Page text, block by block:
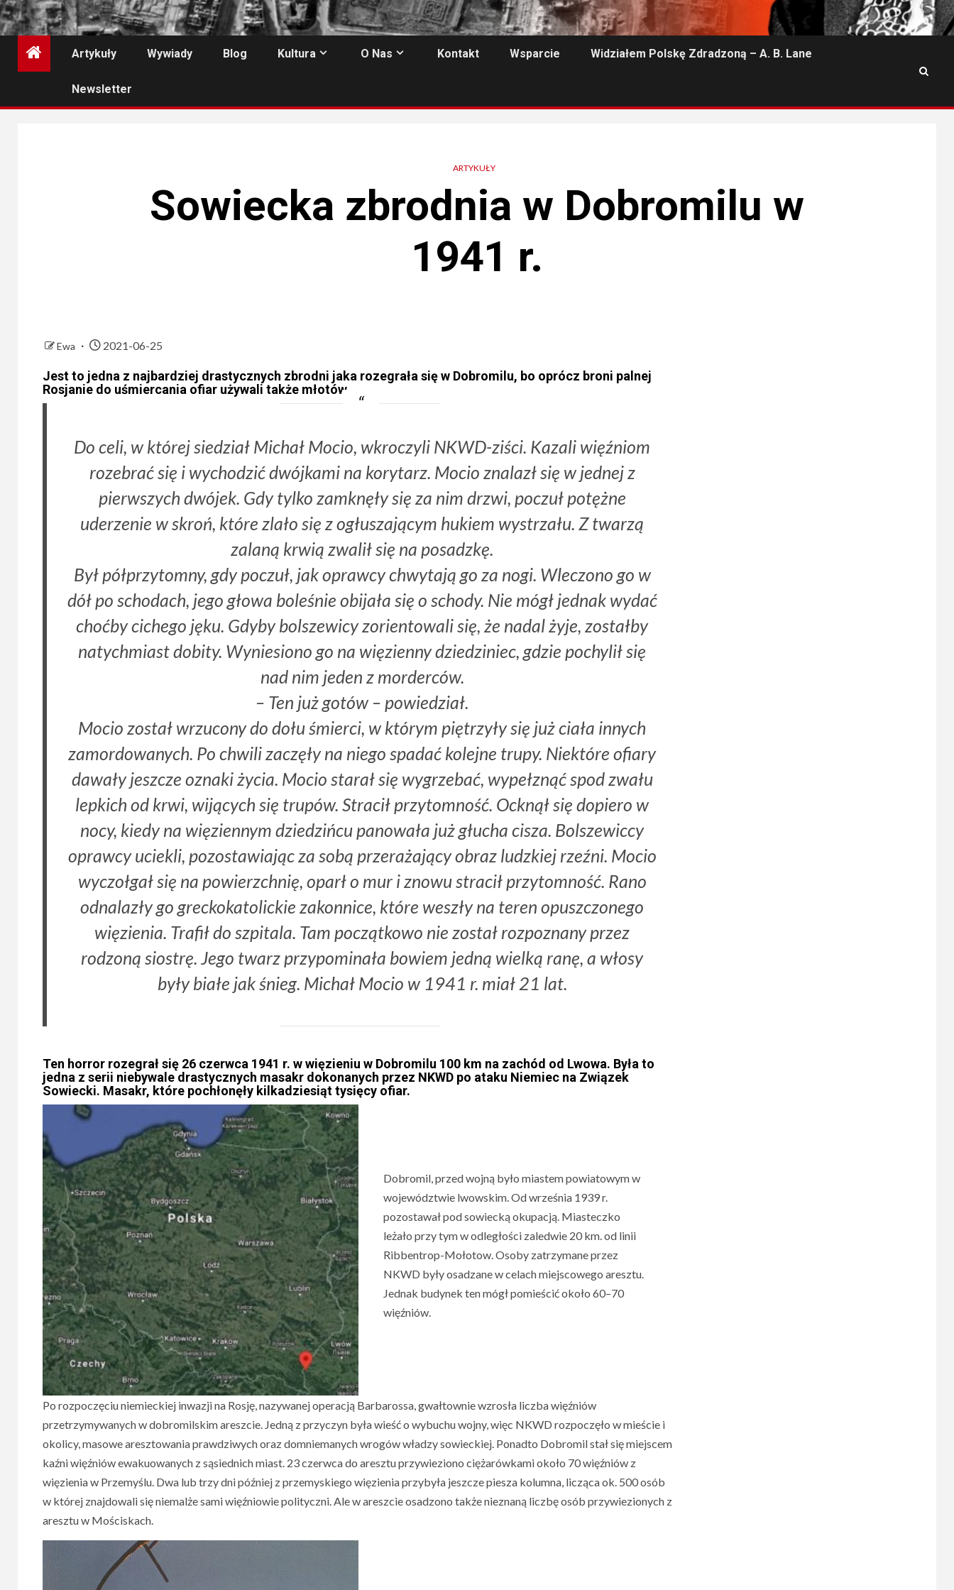
Artykuły Wywiady Blog Kultura O Nas Kontakt Wsparcie Widziałem Polskę Zdradzoną – A. B. Lane
Newsletter
ARTYKUŁY
Sowiecka zbrodnia w Dobromilu w
1941 r.
Ewa 2021-06-25
Jest to jedna z najbardziej drastycznych zbrodni jaka rozegrała się w Dobromilu, bo oprócz broni palnej
Rosjanie do uśmiercania ofiar używali także młotów…
Do celi, w której siedział Michał Mocio, wkroczyli NKWD-ziści. Kazali więźniom
rozebrać się i wychodzić dwójkami na korytarz. Mocio znalazł się w jednej z
pierwszych dwójek. Gdy tylko zamknęły się za nim drzwi, poczuł potężne
uderzenie w skroń, które zlało się z ogłuszającym hukiem wystrzału. Z twarzą
zalaną krwią zwalił się na posadzkę.
Był półprzytomny, gdy poczuł, jak oprawcy chwytają go za nogi. Wleczono go w
dół po schodach, jego głowa boleśnie obijała się o schody. Nie mógł jednak wydać
choćby cichego jęku. Gdyby bolszewicy zorientowali się, że nadal żyje, zostałby
natychmiast dobity. Wyniesiono go na więzienny dziedziniec, gdzie pochylił się
nad nim jeden z morderców.
– Ten już gotów – powiedział.
Mocio został wrzucony do dołu śmierci, w którym piętrzyły się już ciała innych
zamordowanych. Po chwili zaczęły na niego spadać kolejne trupy. Niektóre ofiary
dawały jeszcze oznaki życia. Mocio starał się wygrzebać, wypełznąć spod zwału
lepkich od krwi, wijących się trupów. Stracił przytomność. Ocknął się dopiero w
nocy, kiedy na więziennym dziedzińcu panowała już głucha cisza. Bolszewiccy
oprawcy uciekli, pozostawiając za sobą przerażający obraz ludzkiej rzeźni. Mocio
wyczołgał się na powierzchnię, oparł o mur i znowu stracił przytomność. Rano
odnalazły go greckokatolickie zakonnice, które weszły na teren opuszczonego
więzienia. Trafił do szpitala. Tam początkowo nie został rozpoznany przez
rodzoną siostrę. Jego twarz przypominała bowiem jedną wielką ranę, a włosy
były białe jak śnieg. Michał Mocio w 1941 r. miał 21 lat.
Ten horror rozegrał się 26 czerwca 1941 r. w więzieniu w Dobromilu 100 km na zachód od Lwowa. Była to
jedna z serii niebywale drastycznych masakr dokonanych przez NKWD po ataku Niemiec na Związek
Sowiecki. Masakr, które pochłonęły kilkadziesiąt tysięcy ofiar.
Dobromil, przed wojną było miastem powiatowym w
województwie lwowskim. Od września 1939 r.
pozostawał pod sowiecką okupacją. Miasteczko
leżało przy tym w odległości zaledwie 20 km. od linii
Ribbentrop-Mołotow. Osoby zatrzymane przez
NKWD były osadzane w celach miejscowego aresztu.
Jednak budynek ten mógł pomieścić około 60–70
więźniów.
Po rozpoczęciu niemieckiej inwazji na Rosję, nazywanej operacją Barbarossa, gwałtownie wzrosła liczba więźniów
przetrzymywanych w dobromilskim areszcie. Jedną z przyczyn była wieść o wybuchu wojny, więc NKWD rozpoczęło w mieście i
okolicy, masowe aresztowania prawdziwych oraz domniemanych wrogów władzy sowieckiej. Ponadto Dobromil stał się miejscem
kaźni więźniów ewakuowanych z sąsiednich miast. 23 czerwca do aresztu przywieziono ciężarówkami około 70 więźniów z
więzienia w Przemyślu. Dwa lub trzy dni później z przemyskiego więzienia przybyła jeszcze piesza kolumna, licząca ok. 500 osób
w której znajdowali się niemalże sami więźniowie polityczni. Ale w areszcie osadzono także nieznaną liczbę osób przywiezionych z
aresztu w Mościskach.